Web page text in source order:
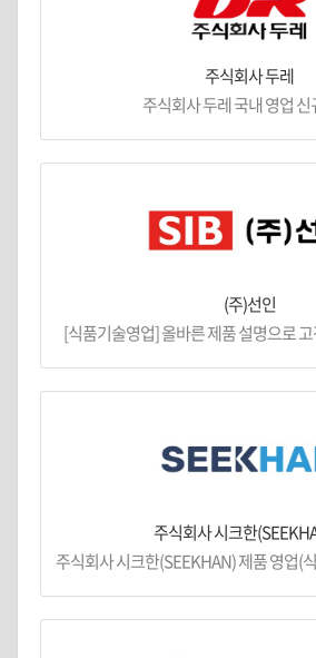
주식회사 두레
주식회사 두레 국내 영업 신
(주)선인
[식품기술영업] 올바른 제품 설명으로
주식회사 시크한
주식회사 시크한(SEEKHAN) 제품 영업(